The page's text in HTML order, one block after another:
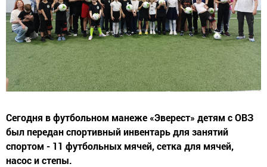
Сегодня в футбольном манеже «Эверест» детям с ОВЗ
был передан спортивный инвентарь для занятий
спортом - 11 футбольных мячей, сетка для мячей,
насос и степы.